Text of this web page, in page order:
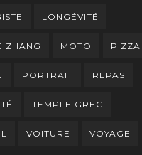
LONGÉVITÉ
ZHANG MOTO PIZZA
PORTRAIT REPAS
TEMPLE GREC
VOITURE VOYAGE